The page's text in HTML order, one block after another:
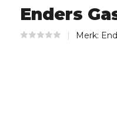
Enders
Merk: